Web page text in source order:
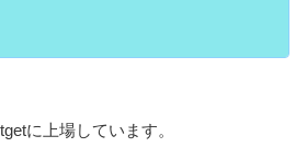
に上場しています。